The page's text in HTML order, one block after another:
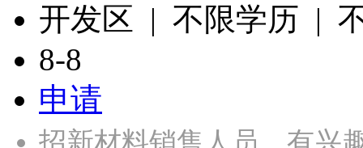
开发区 | 不限学历 |
8-8
申请
招新材料销售人员，有兴